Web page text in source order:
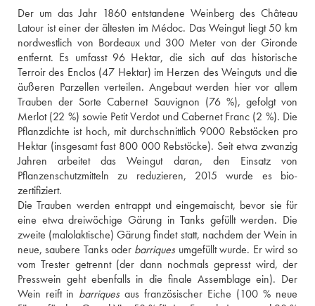
Der um das Jahr 1860 entstandene Weinberg des Château
Latour ist einer der ältesten im Médoc. Das Weingut liegt 50 km
nordwestlich von Bordeaux und 300 Meter von der Gironde
entfernt. Es umfasst 96 Hektar, die sich auf das historische
Terroir des Enclos (47 Hektar) im Herzen des Weinguts und die
äußeren Parzellen verteilen. Angebaut werden hier vor allem
Trauben der Sorte Cabernet Sauvignon (76 %), gefolgt von
Merlot (22 %) sowie Petit Verdot und Cabernet Franc (2 %). Die
Pflanzdichte ist hoch, mit durchschnittlich 9000 Rebstöcken pro
Hektar (insgesamt fast 800 000 Rebstöcke). Seit etwa zwanzig
Jahren arbeitet das Weingut daran, den Einsatz von
Pflanzenschutzmitteln zu reduzieren, 2015 wurde es bio-
zertifiziert.
Die Trauben werden entrappt und eingemaischt, bevor sie für
eine etwa dreiwöchige Gärung in Tanks gefüllt werden. Die
zweite (malolaktische) Gärung findet statt, nachdem der Wein in
neue, saubere Tanks oder barriques umgefüllt wurde. Er wird so
vom Trester getrennt (der dann nochmals gepresst wird, der
Presswein geht ebenfalls in die finale Assemblage ein). Der
Wein reift in barriques aus französischer Eiche (100 % neue